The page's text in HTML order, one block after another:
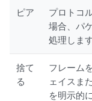
ピア
プロトコ
場合、パ
処理します
捨て
る
フレーム
ェイスま
を明示的